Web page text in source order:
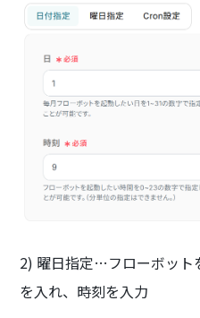
2) 曜日指定…フローボット
を入れ、時刻を入力